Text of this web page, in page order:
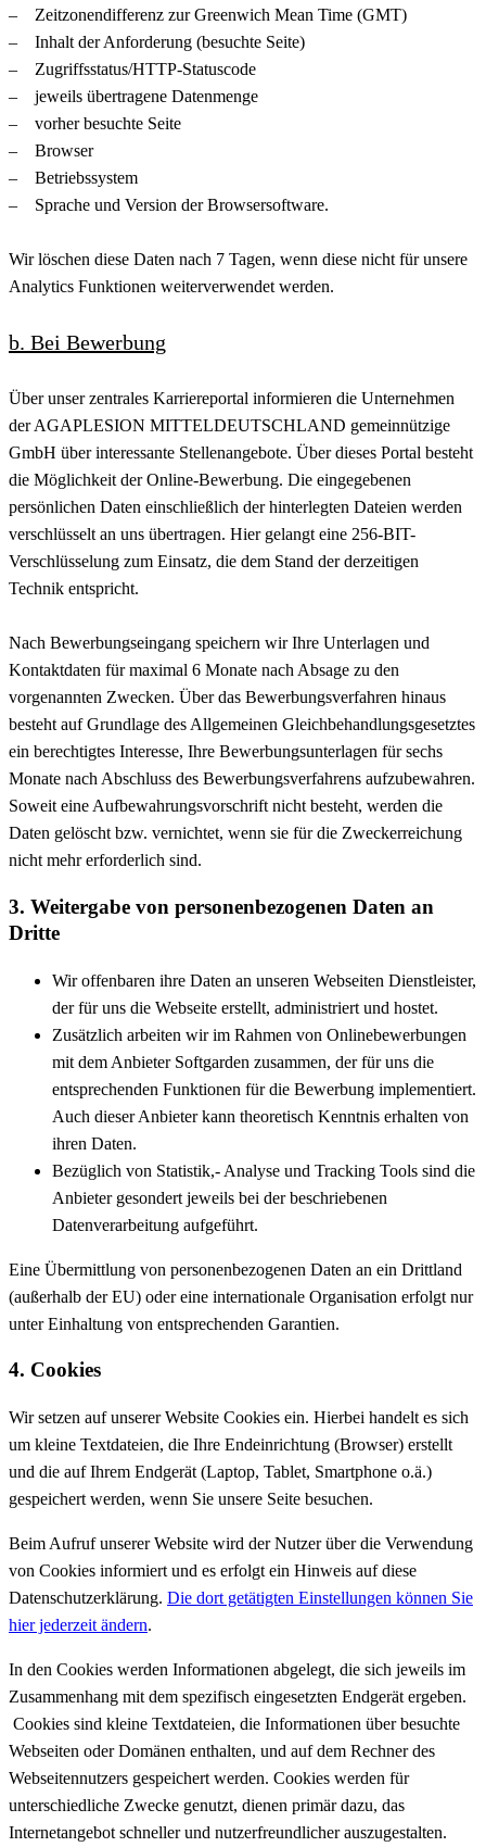
– Zeitzonendifferenz zur Greenwich Mean Time (GMT)
– Inhalt der Anforderung (besuchte Seite)
– Zugriffsstatus/HTTP-Statuscode
– jeweils übertragene Datenmenge
– vorher besuchte Seite
– Browser
– Betriebssystem
– Sprache und Version der Browsersoftware.
Wir löschen diese Daten nach 7 Tagen, wenn diese nicht für unsere
Analytics Funktionen weiterverwendet werden.
b. Bei Bewerbung
Über unser zentrales Karriereportal informieren die Unternehmen
der AGAPLESION MITTELDEUTSCHLAND gemeinnützige
GmbH über interessante Stellenangebote. Über dieses Portal besteht
die Möglichkeit der Online-Bewerbung. Die eingegebenen
persönlichen Daten einschließlich der hinterlegten Dateien werden
verschlüsselt an uns übertragen. Hier gelangt eine 256-BIT-
Verschlüsselung zum Einsatz, die dem Stand der derzeitigen
Technik entspricht.
Nach Bewerbungseingang speichern wir Ihre Unterlagen und
Kontaktdaten für maximal 6 Monate nach Absage zu den
vorgenannten Zwecken. Über das Bewerbungsverfahren hinaus
besteht auf Grundlage des Allgemeinen Gleichbehandlungsgesetztes
ein berechtigtes Interesse, Ihre Bewerbungsunterlagen für sechs
Monate nach Abschluss des Bewerbungsverfahrens aufzubewahren.
Soweit eine Aufbewahrungsvorschrift nicht besteht, werden die
Daten gelöscht bzw. vernichtet, wenn sie für die Zweckerreichung
nicht mehr erforderlich sind.
3. Weitergabe von personenbezogenen Daten an
Dritte
Wir offenbaren ihre Daten an unseren Webseiten Dienstleister,
der für uns die Webseite erstellt, administriert und hostet.
Zusätzlich arbeiten wir im Rahmen von Onlinebewerbungen
mit dem Anbieter Softgarden zusammen, der für uns die
entsprechenden Funktionen für die Bewerbung implementiert.
Auch dieser Anbieter kann theoretisch Kenntnis erhalten von
ihren Daten.
Bezüglich von Statistik,- Analyse und Tracking Tools sind die
Anbieter gesondert jeweils bei der beschriebenen
Datenverarbeitung aufgeführt.
Eine Übermittlung von personenbezogenen Daten an ein Drittland
(außerhalb der EU) oder eine internationale Organisation erfolgt nur
unter Einhaltung von entsprechenden Garantien.
4. Cookies
Wir setzen auf unserer Website Cookies ein. Hierbei handelt es sich
um kleine Textdateien, die Ihre Endeinrichtung (Browser) erstellt
und die auf Ihrem Endgerät (Laptop, Tablet, Smartphone o.ä.)
gespeichert werden, wenn Sie unsere Seite besuchen.
Beim Aufruf unserer Website wird der Nutzer über die Verwendung
von Cookies informiert und es erfolgt ein Hinweis auf diese
Datenschutzerklärung. Die dort getätigten Einstellungen können Sie
hier jederzeit ändern.
In den Cookies werden Informationen abgelegt, die sich jeweils im
Zusammenhang mit dem spezifisch eingesetzten Endgerät ergeben.
Cookies sind kleine Textdateien, die Informationen über besuchte
Webseiten oder Domänen enthalten, und auf dem Rechner des
Webseitennutzers gespeichert werden. Cookies werden für
unterschiedliche Zwecke genutzt, dienen primär dazu, das
Internetangebot schneller und nutzerfreundlicher auszugestalten.